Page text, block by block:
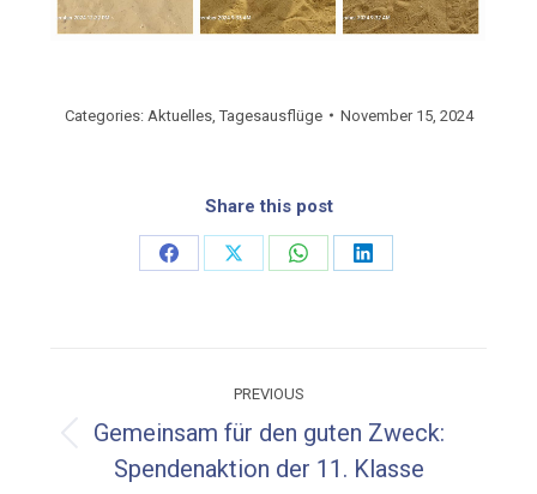
Categories: Aktuelles,Tagesausflüge November 15, 2024
Share this post
Share
Share
Share
Share
navigation
PREVIOUS
Previous
post:
Gemeinsam für den guten Zweck:
Spendenaktion der 11. Klasse